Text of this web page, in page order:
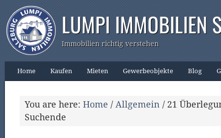
LUMPI IMMOBILIEN
Immobilien richtig verstehen
Home Kaufen Mieten Gewerbeobjekte Blog
You are here: Home / Allgemein / 21
Suchende